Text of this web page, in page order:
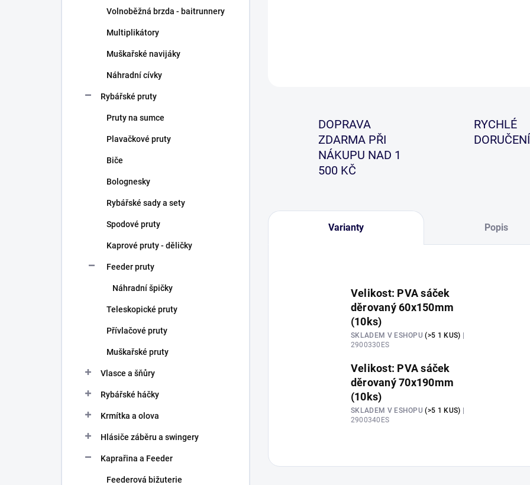
Volnoběžná brzda - baitrunnery
Multiplikátory
Muškařské navijáky
Náhradní cívky
Rybářské pruty
Pruty na sumce
Plavačkové pruty
Biče
Bolognesky
Rybářské sady a sety
Spodové pruty
Kaprové pruty - děličky
Feeder pruty
Náhradní špičky
Teleskopické pruty
Přívlačové pruty
Muškařské pruty
Vlasce a šňůry
Rybářské háčky
Krmítka a olova
Hlásiče záběru a swingery
Kaprařina a Feeder
Feederová bižuterie
DOPRAVA
ZDARMA PŘI
NÁKUPU NAD 1
500 KČ
RYCHLÉ
DORUČENÍ
Varianty Popis
Velikost: PVA sáček
děrovaný 60x150mm
(10ks)
SKLADEM V ESHOPU(>5 1 KUS)
2900330ES
Velikost: PVA sáček
děrovaný 70x190mm
(10ks)
SKLADEM V ESHOPU(>5 1 KUS)
2900340ES